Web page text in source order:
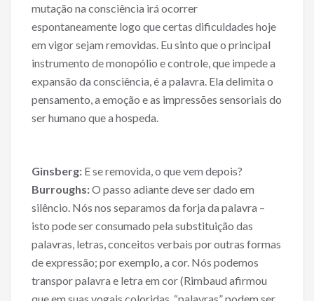
mutação na consciência irá ocorrer
espontaneamente logo que certas dificuldades hoje
em vigor sejam removidas. Eu sinto que o principal
instrumento de monopólio e controle, que impede a
expansão da consciência, é a palavra. Ela delimita o
pensamento, a emoção e as impressões sensoriais do
ser humano que a hospeda.
Ginsberg: E se removida, o que vem depois?
Burroughs:O passo adiante deve ser dado em
silêncio. Nós nos separamos da forja da palavra –
isto pode ser consumado pela substituição das
palavras, letras, conceitos verbais por outras formas
de expressão; por exemplo, a cor. Nós podemos
transpor palavra e letra em cor (Rimbaud afirmou
que em suas vogais coloridas, “palavras” podem ser